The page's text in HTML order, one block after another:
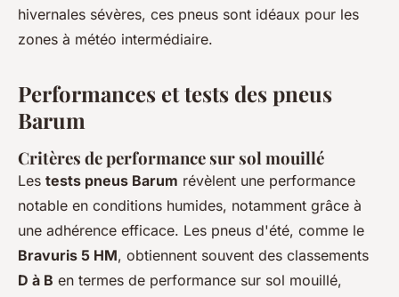
hivernales sévères, ces pneus sont idéaux pour les
zones à météo intermédiaire.
Performances et tests des pneus
Barum
Critères de performance sur sol mouillé
Les tests pneus Barum révèlent une performance
notable en conditions humides, notamment grâce à
une adhérence efficace. Les pneus d'été, comme le
Bravuris 5 HM, obtiennent souvent des classements
D à B en termes de performance sur sol mouillé,